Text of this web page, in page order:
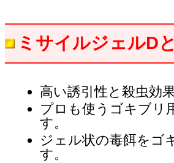
ミサイルジェルD
高い誘引性と殺虫効果
プロも使うゴキブリ
す。
ジェル状の毒餌をゴ
す。